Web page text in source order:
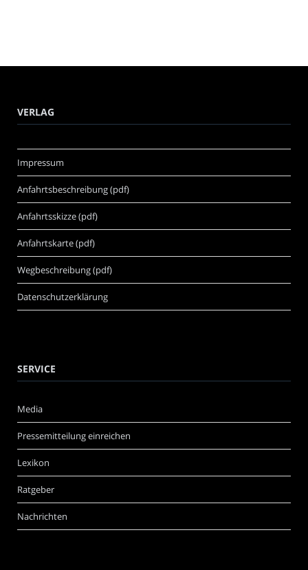
VERLAG
Impressum
Anfahrtsbeschreibung (pdf)
Anfahrtsskizze (pdf)
Anfahrtskarte (pdf)
Wegbeschreibung (pdf)
Datenschutzerklärung
SERVICE
Media
Pressemitteilung einreichen
Lexikon
Ratgeber
Nachrichten